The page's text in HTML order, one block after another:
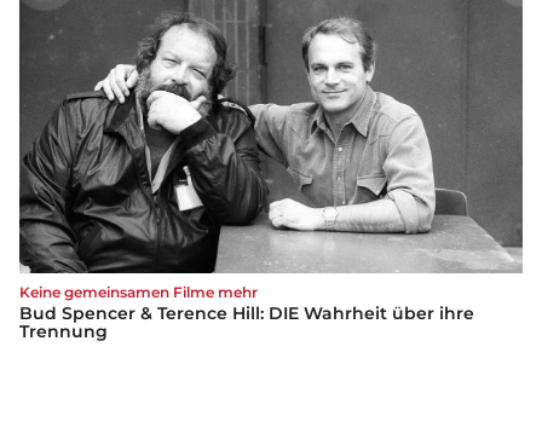
Keine gemeinsamen Filme mehr
Bud Spencer & Terence Hill: DIE Wahrheit über ihre
Trennung